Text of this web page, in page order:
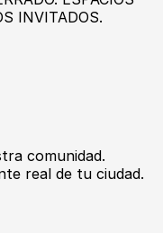
INVITADOS.
comunidad.
real de tu ciudad.